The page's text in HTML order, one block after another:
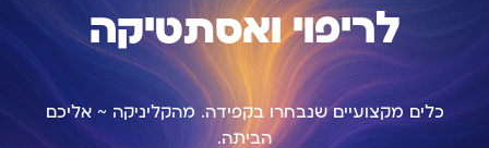
לריפוי ואסתטיקה
כלים מקצועיים שנבחרו בקפידה. מהקליניקה ~ אליכם
הביתה.